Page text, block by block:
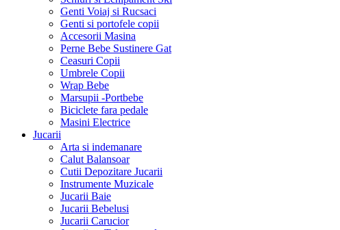
Genti Voiaj si Rucsaci
Genti si portofele copii
Accesorii Masina
Perne Bebe Sustinere Gat
Ceasuri Copii
Umbrele Copii
Wrap Bebe
Marsupii -Portbebe
Biciclete fara pedale
Masini Electrice
Jucarii
Arta si indemanare
Calut Balansoar
Cutii Depozitare Jucarii
Instrumente Muzicale
Jucarii Baie
Jucarii Bebelusi
Jucarii Carucior